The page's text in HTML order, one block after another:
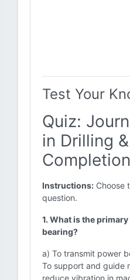
Test Your
Quiz:
in Drilling
Completion
Instructions: Choose
question.
1. What is the
bearing?
a) To transmit power
To support and guide
reduce vibration in